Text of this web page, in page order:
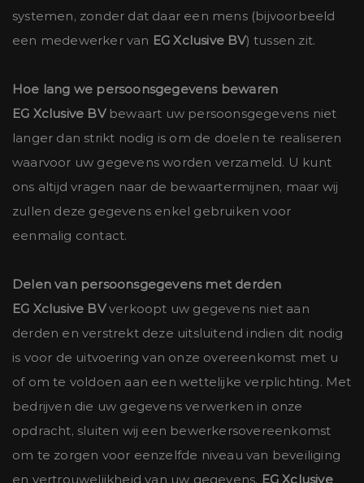
systemen, zonder dat daar een mens (bijvoorbeeld
een medewerker van EG Xclusive BV) tussen zit.
Hoe lang we persoonsgegevens bewaren
EG Xclusive BVbewaart uw persoonsgegevens niet
langer dan strikt nodig is om de doelen te realiseren
waarvoor uw gegevens worden verzameld. U kunt
ons altijd vragen naar de bewaartermijnen, maar wij
zullen deze gegevens enkel gebruiken voor
eenmalig contact.
Delen van persoonsgegevens met derden
EG Xclusive BVverkoopt uw gegevens niet aan
derden en verstrekt deze uitsluitend indien dit nodig
is voor de uitvoering van onze overeenkomst met u
of om te voldoen aan een wettelijke verplichting. Met
bedrijven die uw gegevens verwerken in onze
opdracht, sluiten wij een bewerkersovereenkomst
om te zorgen voor eenzelfde niveau van beveiliging
en vertrouwelijkheid van uw gegevens. EG Xclusive